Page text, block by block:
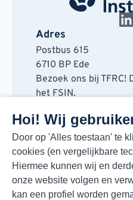
Hoi! Wij
Door op 'Alles toestaan' te
cookies (en vergelijkbare
Hiermee kunnen wij en
onze website volgen en
kan een profiel worden
Adres
Postbus 615
6710 BP Ede
Bezoek ons bij TFRC!
het FSIN.
6717 LT Ede
Contact
088 730 48 00
info@fsin.nl
Nieuwsbrief